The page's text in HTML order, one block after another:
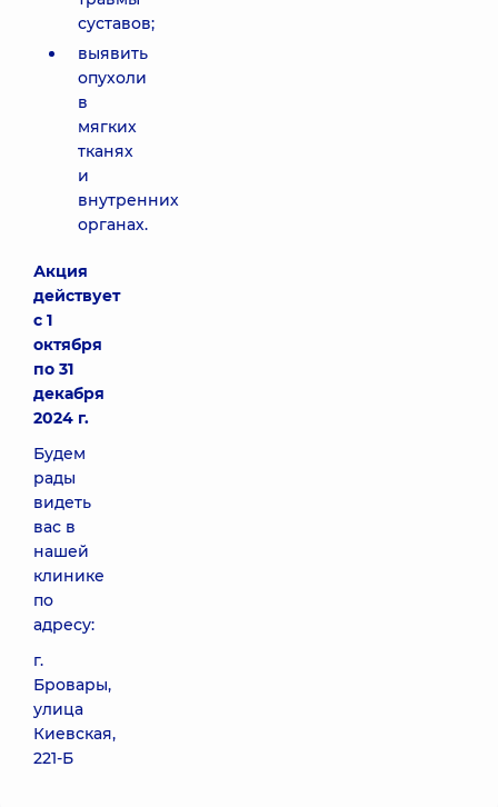
суставов;
выявить
опухоли
в
мягких
тканях
и
внутренних
органах.
Акция
действует
с 1
октября
по 31
декабря
2024 г.
Будем
рады
видеть
вас в
нашей
клинике
по
адресу:
г.
Бровары,
улица
Киевская,
221-Б